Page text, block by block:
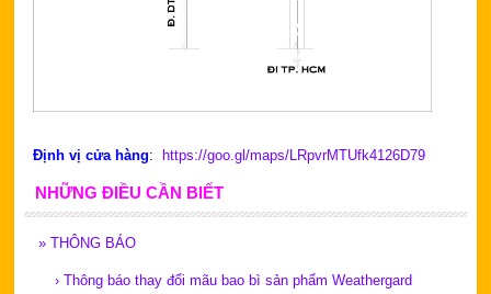
Định vị cửa hàng: https://goo.gl/maps/LRpvrMTUfk4126D79
NHỮNG ĐIỀU CẦN BIẾT
» THÔNG BÁO
› Thông báo thay đổi mãu bao bì sản phẩm Weathergard